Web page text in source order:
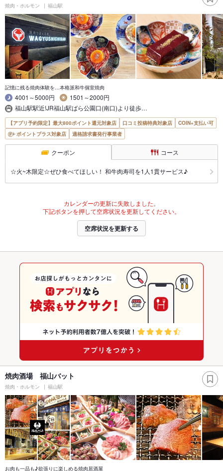
焼肉・ホルモン 福山駅
記憶に残る焼肉体験を…本格派和牛個室焼肉
4001～5000円
1501～2000円
福山駅駅近!JR福山駅ばら公園口(南口)より徒歩…
【アプリ予約限定】最大800ポイント還元対象店 口コミ投稿特典対象店
COIN+支払い可
ポイントプラス対象店
適格請求書発行事業者
クーポン コース
☆火~木限定☆ぜひ食べてほしい！ 和牛肉寿司を1人1貫サービス♪
カレンダーの更新に失敗しました。
下記ボタンを押して空席状況を更新してください。
空席状況を更新する
焼肉酒場 福山バット
焼肉・ホルモン 福山駅
お肉も一品も♪欲張りに楽しめる焼肉居酒屋